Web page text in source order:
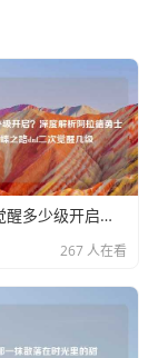
DNF二次觉醒多少级开启？深度解析阿拉德勇士的破茧成蝶之路dnf二次觉醒几级
267 人在看